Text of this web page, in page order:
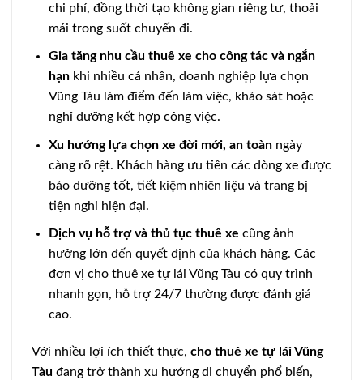
chi phí, đồng thời tạo không gian riêng tư, thoải
mái trong suốt chuyến đi.
Gia tăng nhu cầu thuê xe cho công tác và ngắn
hạnkhi nhiều cá nhân, doanh nghiệp lựa chọn
Vũng Tàu làm điểm đến làm việc, khảo sát hoặc
nghỉ dưỡng kết hợp công việc.
Xu hướng lựa chọn xe đời mới, an toànngày
càng rõ rệt. Khách hàng ưu tiên các dòng xe được
bảo dưỡng tốt, tiết kiệm nhiên liệu và trang bị
tiện nghi hiện đại.
Dịch vụ hỗ trợ và thủ tục thuê xe cũng ảnh
hưởng lớn đến quyết định của khách hàng. Các
đơn vị cho thuê xe tự lái Vũng Tàu có quy trình
nhanh gọn, hỗ trợ 24/7 thường được đánh giá
cao.
Với nhiều lợi ích thiết thực, cho thuê xe tự lái Vũng
Tàu đang trở thành xu hướng di chuyển phổ biến,